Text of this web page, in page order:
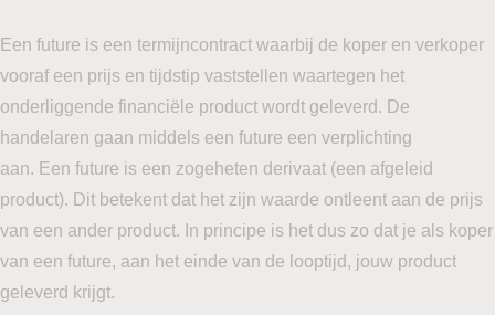
Een future is een termijncontract waarbij de koper en verkoper
vooraf een prijs en tijdstip vaststellen waartegen het
onderliggende financiële product wordt geleverd. De
handelaren gaan middels een future een verplichting
aan. Een future is een zogeheten derivaat (een afgeleid
product). Dit betekent dat het zijn waarde ontleent aan de prijs
van een ander product. In principe is het dus zo dat je als koper
van een future, aan het einde van de looptijd, jouw product
geleverd krijgt.